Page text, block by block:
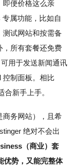
即便价格这么亲
属功能，比如自
试网站和按需备
，所有套餐还免费
用于发送新闻通讯
控制面板。相比
新手上手。
商务网站），且希
绝对不会出
（商业）套
优势，又能完整体